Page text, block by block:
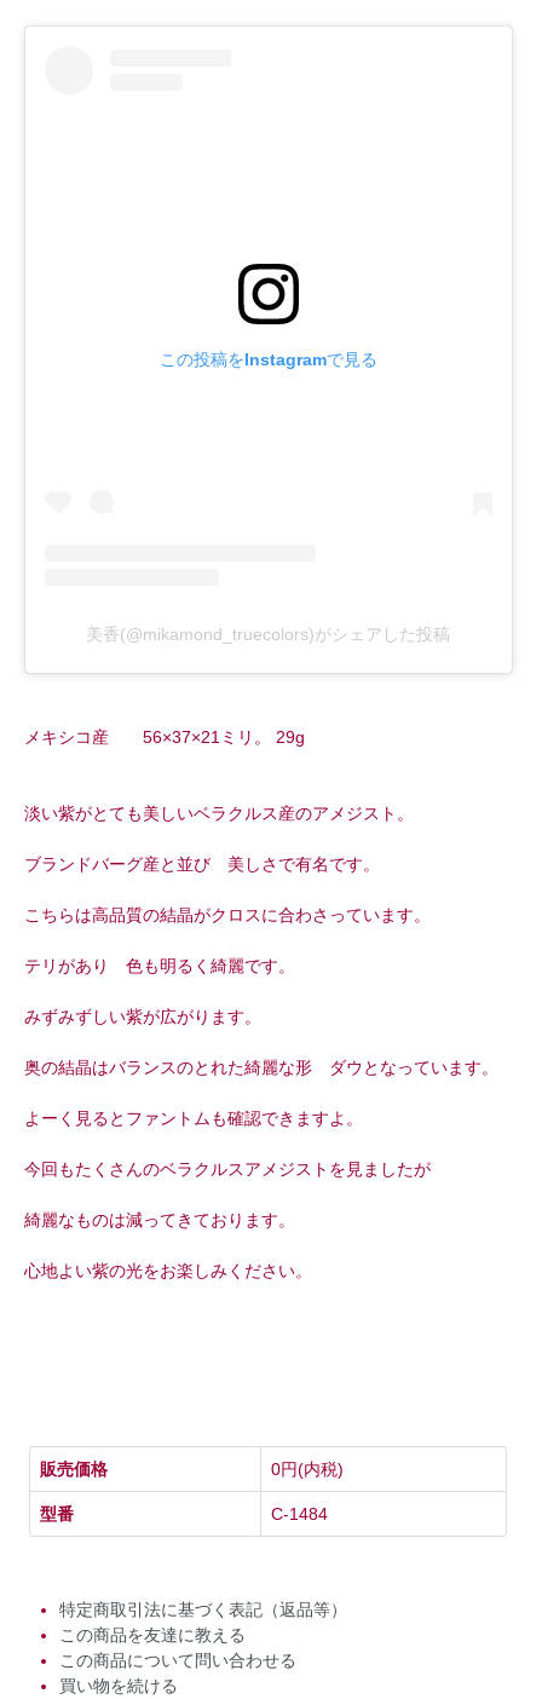
この投稿をInstagramで見る
美香(@mikamond_truecolors)がシェアした投稿
メキシコ産 56×37×21ミリ。 29g
淡い紫がとても美しいベラクルス産のアメジスト。
ブランドバーグ産と並び 美しさで有名です。
こちらは高品質の結晶がクロスに合わさっています。
テリがあり 色も明るく綺麗です。
みずみずしい紫が広がります。
奥の結晶はバランスのとれた綺麗な形 ダウとなっています。
よーく見るとファントムも確認できますよ。
今回もたくさんのベラクルスアメジストを見ましたが
綺麗なものは減ってきております。
心地よい紫の光をお楽しみください。
販売価格 0円(内税)
型番 C-1484
特定商取引法に基づく表記（返品等）
この商品を友達に教える
この商品について問い合わせる
買い物を続ける